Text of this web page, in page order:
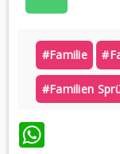
#familie
#familien